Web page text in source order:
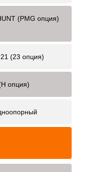
(PMG опция)
(23 опция)
опция)